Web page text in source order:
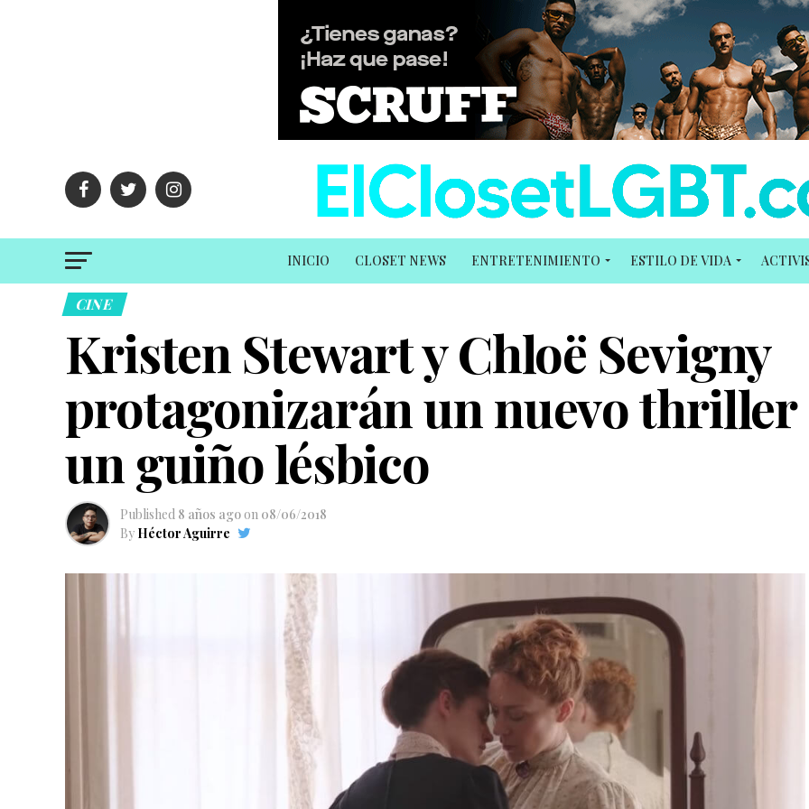
INICIO CLOSET NEWS ENTRETENIMIENTO ESTILO DE VIDA
CINE
Kristen Stewart y Chloë Sevigny
protagonizarán un nuevo thriller
un guiño lésbico
Published 8 años ago on 08/06/2018
By Héctor Aguirre